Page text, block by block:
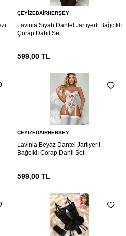
ÇEYIZEDAIRHERŞEY
Lavinia Siyah Dantel Jartiyerli Bağcıklı
Çorap Dahil Set
599,00 TL
ÇEYIZEDAIRHERŞEY
Lavinia Beyaz Dantel Jartiyerli
Bağcıklı Çorap Dahil Set
599,00 TL